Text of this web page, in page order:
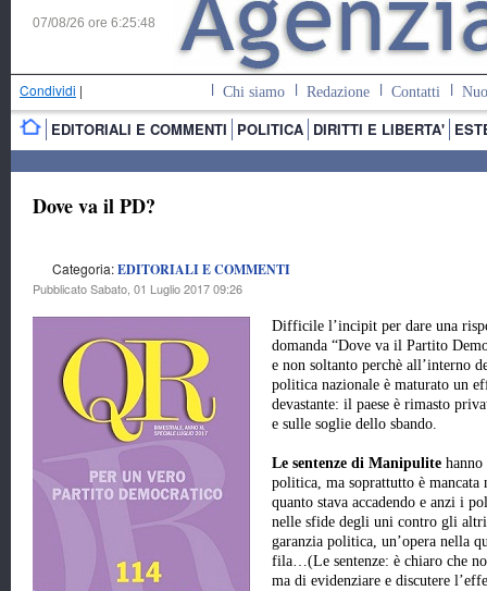
07/08/26 ore 6:25:49
Condividi | Chi siamo Redazione Contatti
EDITORIALI E COMMENTI POLITICA DIRITTI E LIBERTA'
Dove va il PD?
Categoria:EDITORIALI E COMMENTI
Pubblicato Sabato, 01 Luglio 2017 09:26
Difficile l’incipit per dare una
domanda “Dove va il Partito
e non soltanto perchè all’interno
politica nazionale è maturato un
devastante: il paese è rimasto
e sulle soglie dello sbando.
Le sentenze di Manipulite
politica, ma soprattutto è mancata
quanto stava accadendo e anzi i
nelle sfide degli uni contro gli
garanzia politica, un’opera nella
fila…(Le sentenze: è chiaro che
ma di evidenziare e discutere